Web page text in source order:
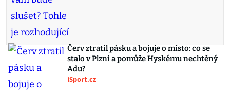
Červ ztratil pásku a bojuje o místo: co se
stalo v Plzni a pomůže Hyskému nechtěný
Adu?
iSport.cz